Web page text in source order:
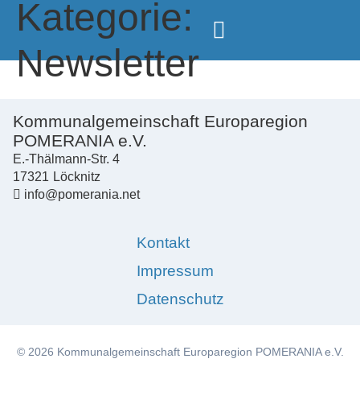
Kategorie:
Newsletter
Kommunalgemeinschaft Europaregion
POMERANIA e.V.
E.-Thälmann-Str. 4
17321 Löcknitz
info@pomerania.net
Kontakt
Impressum
Datenschutz
© 2026 Kommunalgemeinschaft Europaregion POMERANIA e.V.